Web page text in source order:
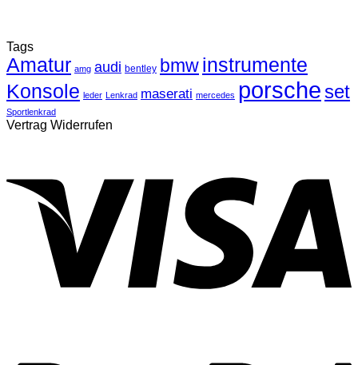
Tags
Amatur amg audi bentley bmwinstrumente
Konsole leder Lenkrad maserati mercedes porsche set
Sportlenkrad
Vertrag Widerrufen